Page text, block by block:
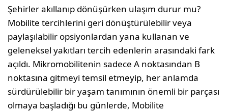
Şehirler akıllanıp dönüşürken ulaşım durur mu?
Mobilite tercihlerini geri dönüştürülebilir veya
paylaşılabilir opsiyonlardan yana kullanan ve
geleneksel yakıtları tercih edenlerin arasındaki fark
açıldı. Mikromobilitenin sadece A noktasından B
noktasına gitmeyi temsil etmeyip, her anlamda
sürdürülebilir bir yaşam tanımının önemli bir parçası
olmaya başladığı bu günlerde, Mobilite